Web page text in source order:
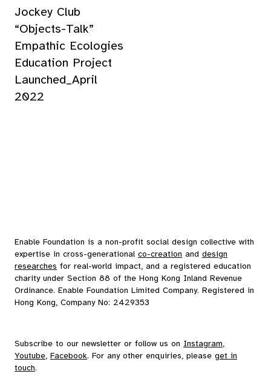
Jockey Club
“Objects-Talk”
Empathic Ecologies
Education Project
Launched_April
2022
Enable Foundation is a non-profit social design collective with
expertise in cross-generational co-creation and design
researches for real-world impact, and a registered education
charity under Section 88 of the Hong Kong Inland Revenue
Ordinance. Enable Foundation Limited Company. Registered in
Hong Kong, Company No: 2429353
Subscribe to our newsletter or follow us on Instagram,
Youtube, Facebook. For any other enquiries, please get in
touch.